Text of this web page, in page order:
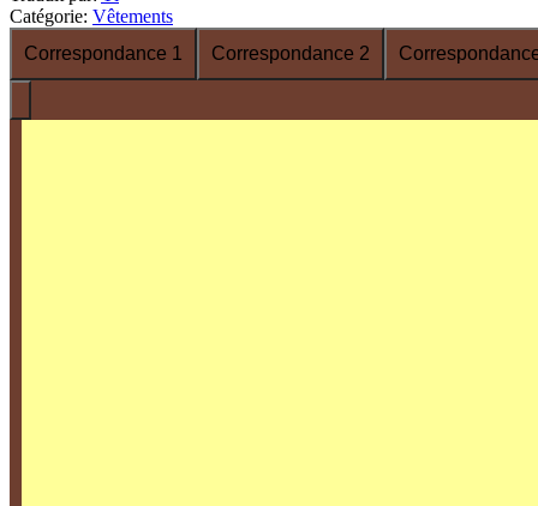
Catégorie: Vêtements
Correspondance 1
Correspondance 2